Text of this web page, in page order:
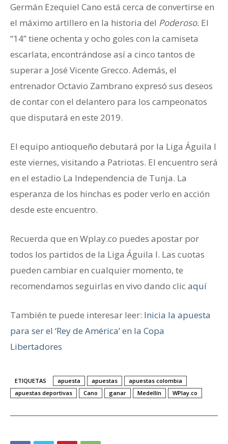
Germán Ezequiel Cano está cerca de convertirse en
el máximo artillero en la historia del Poderoso. El
“14” tiene ochenta y ocho goles con la camiseta
escarlata, encontrándose así a cinco tantos de
superar a José Vicente Grecco. Además, el
entrenador Octavio Zambrano expresó sus deseos
de contar con el delantero para los campeonatos
que disputará en este 2019.
El equipo antioqueño debutará por la Liga Águila I
este viernes, visitando a Patriotas. El encuentro será
en el estadio La Independencia de Tunja. La
esperanza de los hinchas es poder verlo en acción
desde este encuentro.
Recuerda que en Wplay.co puedes apostar por
todos los partidos de la Liga Águila I. Las cuotas
pueden cambiar en cualquier momento, te
recomendamos seguirlas en vivo dando clic aquí
También te puede interesar leer: Inicia la apuesta
para ser el ‘Rey de América’ en la Copa
Libertadores
ETIQUETAS apuesta apuestas
apuestas colombia
apuestas deportivas
Cano ganar Medellín WPlay.co